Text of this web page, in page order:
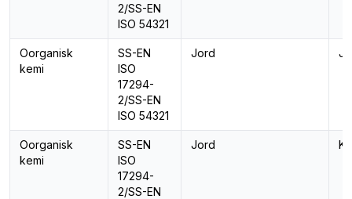
2/SS-EN
ISO 54321
Oorganisk
kemi
SS-EN
ISO
17294-
2/SS-EN
ISO 54321
Jord
Oorganisk
kemi
SS-EN
ISO
17294-
2/SS-EN
Jord